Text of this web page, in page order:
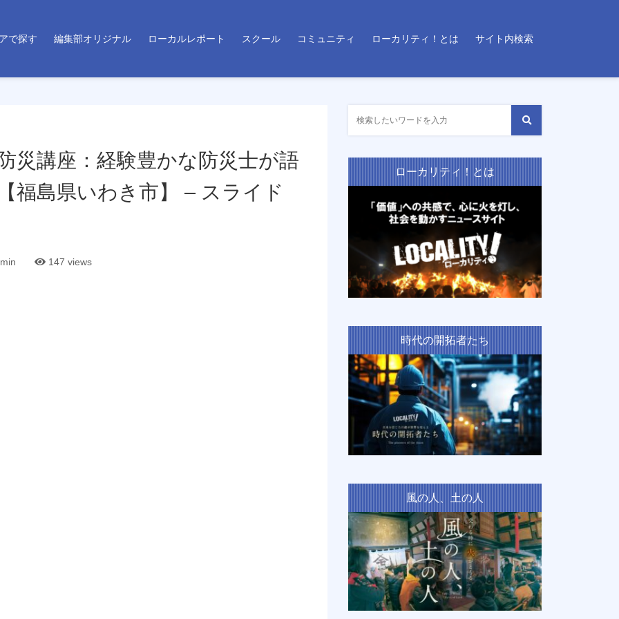
で探す 編集部オリジナル ローカルレポート スクール コミュニティ ローカリティ！とは サイト内検索
災講座：経験豊かな防災士が語
福島県いわき市】 – スライド
147 views
ローカリティ！とは
時代の開拓者たち
風の人、土の人